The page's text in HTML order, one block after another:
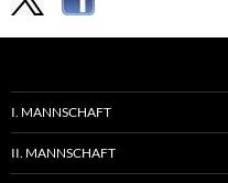
I. MANNSCHAFT
II. MANNSCHAFT